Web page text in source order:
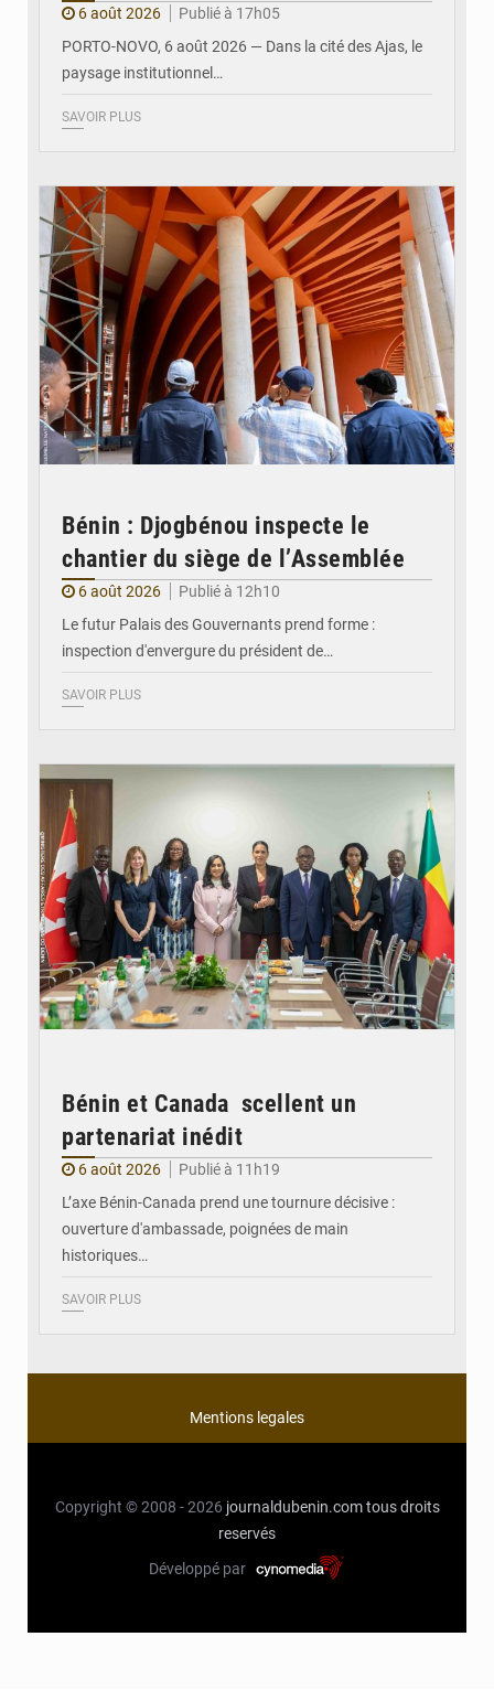
6 août 2026
Publié à 17h05
PORTO-NOVO, 6 août 2026 — Dans la cité des Ajas, le
paysage institutionnel…
SAVOIR PLUS
Bénin : Djogbénou inspecte le
chantier du siège de l’Assemblée
6 août 2026
Publié à 12h10
Le futur Palais des Gouvernants prend forme :
inspection d'envergure du président de…
SAVOIR PLUS
Bénin et Canada scellent un
partenariat inédit
6 août 2026
Publié à 11h19
L’axe Bénin-Canada prend une tournure décisive :
ouverture d'ambassade, poignées de main
historiques…
SAVOIR PLUS
Mentions legales
Copyright © 2008 - 2026 journaldubenin.com tous droits
reservés
Développé par